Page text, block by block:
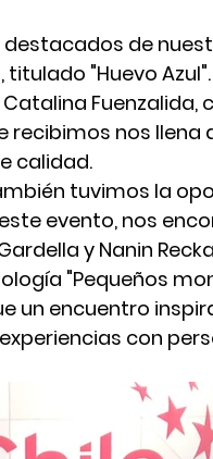
de
"Huevo
Fuenzalida,
recibimos nos llena
calidad.
tuvimos la
evento, nos
y Nanin
"Pequeños
un encuentro
con